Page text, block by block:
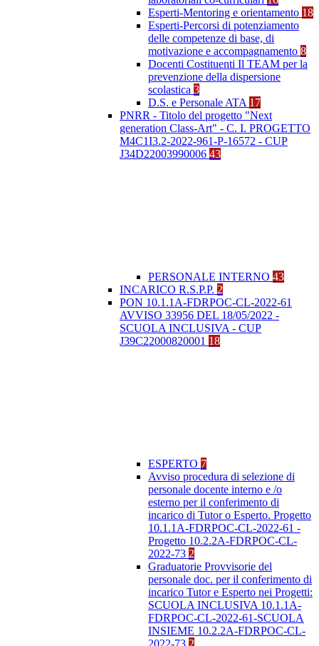
Esperti-Mentoring e orientamento 18
Esperti-Percorsi di potenziamento
delle competenze di base, di
motivazione e accompagnamento 8
Docenti Costituenti Il TEAM per la
prevenzione della dispersione
scolastica 3
D.S. e Personale ATA 17
PNRR - Titolo del progetto "Next
generation Class-Art" - C. I. PROGETTO
M4C1I3.2-2022-961-P-16572 - CUP
J34D22003990006 43
PERSONALE INTERNO 43
INCARICO R.S.P.P. 2
PON 10.1.1A-FDRPOC-CL-2022-61
AVVISO 33956 DEL 18/05/2022 -
SCUOLA INCLUSIVA - CUP
J39C22000820001 18
ESPERTO 7
Avviso procedura di selezione di
personale docente interno e /o
esterno per il conferimento di
incarico di Tutor o Esperto. Progetto
10.1.1A-FDRPOC-CL-2022-61 -
Progetto 10.2.2A-FDRPOC-CL-
2022-73 2
Graduatorie Provvisorie del
personale doc. per il conferimento di
incarico Tutor e Esperto nei Progetti:
SCUOLA INCLUSIVA 10.1.1A-
FDRPOC-CL-2022-61-SCUOLA
INSIEME 10.2.2A-FDRPOC-CL-